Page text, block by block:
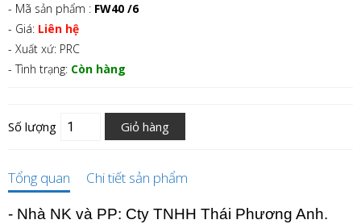
- Mã sản phẩm : FW40 /6
- Giá: Liên hệ
- Xuất xứ: PRC
- Tình trạng: Còn hàng
Số lượng Giỏ hàng
Tổng quan Chi tiết sản phẩm
- Nhà NK và PP: Cty TNHH Thái Phương Anh.